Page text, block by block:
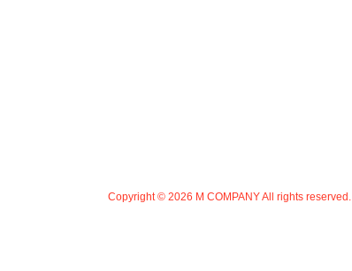
Copyright © 2026 M COMPANY All rights reserved.